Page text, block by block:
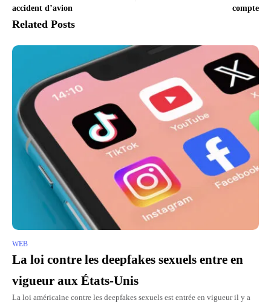
accident d’avion
compte
Related Posts
WEB
La loi contre les deepfakes sexuels entre en
vigueur aux États-Unis
La loi américaine contre les deepfakes sexuels est entrée en vigueur il y a